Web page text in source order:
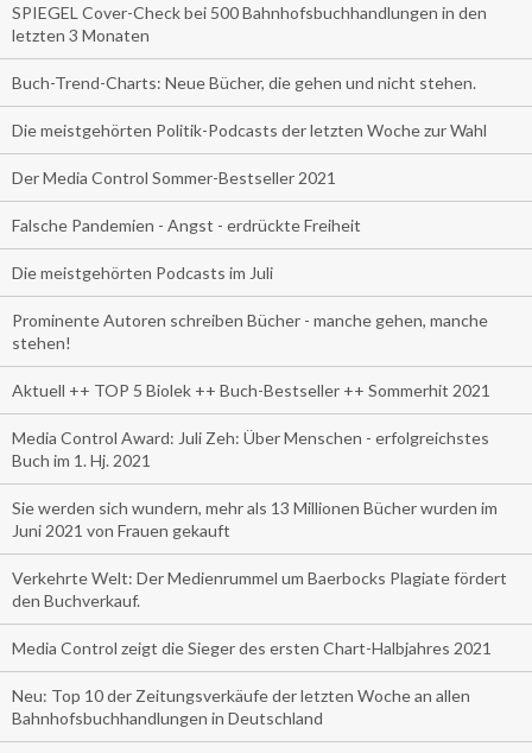
SPIEGEL Cover-Check bei 500 Bahnhofsbuchhandlungen in den
letzten 3 Monaten
Buch-Trend-Charts: Neue Bücher, die gehen und nicht stehen.
Die meistgehörten Politik-Podcasts der letzten Woche zur Wahl
Der Media Control Sommer-Bestseller 2021
Falsche Pandemien - Angst - erdrückte Freiheit
Die meistgehörten Podcasts im Juli
Prominente Autoren schreiben Bücher - manche gehen, manche
stehen!
Aktuell ++ TOP 5 Biolek ++ Buch-Bestseller ++ Sommerhit 2021
Media Control Award: Juli Zeh: Über Menschen - erfolgreichstes
Buch im 1. Hj. 2021
Sie werden sich wundern, mehr als 13 Millionen Bücher wurden im
Juni 2021 von Frauen gekauft
Verkehrte Welt: Der Medienrummel um Baerbocks Plagiate fördert
den Buchverkauf.
Media Control zeigt die Sieger des ersten Chart-Halbjahres 2021
Neu: Top 10 der Zeitungsverkäufe der letzten Woche an allen
Bahnhofsbuchhandlungen in Deutschland